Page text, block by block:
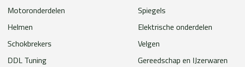
Motoronderdelen
Spiegels
Helmen
Elektrische onderdelen
Schokbrekers
Velgen
DDL Tuning
Gereedschap en IJzerwaren